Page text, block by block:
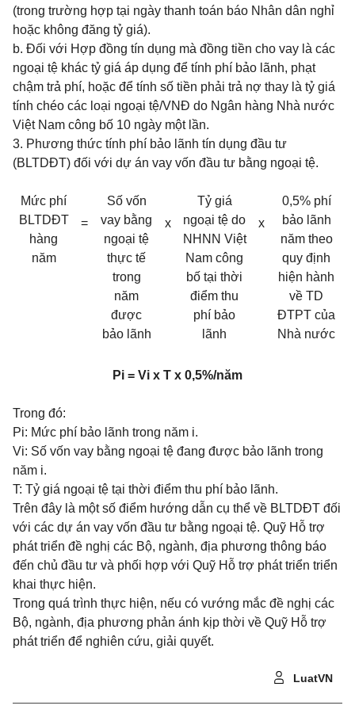
(trong trường hợp tại ngày thanh toán báo Nhân dân nghỉ
hoặc không đăng tỷ giá).
b. Đối với Hợp đồng tín dụng mà đồng tiền cho vay là các
ngoại tệ khác tỷ giá áp dụng để tính phí bảo lãnh, phạt
chậm trả phí, hoặc để tính số tiền phải trả nợ thay là tỷ giá
tính chéo các loại ngoại tệ/VNĐ do Ngân hàng Nhà nước
Việt Nam công bố 10 ngày một lần.
3. Phương thức tính phí bảo lãnh tín dụng đầu tư
(BLTDĐT) đối với dự án vay vốn đầu tư bằng ngoại tệ.
Mức phí
BLTDĐT
hàng
năm
=
Số vốn
vay bằng
ngoại tệ
thực tế
trong
năm
được
bảo lãnh
x
Tỷ giá
ngoại tệ do
NHNN Việt
Nam công
bố tại thời
điểm thu
phí bảo
lãnh
x
0,5% phí
bảo lãnh
năm theo
quy định
hiện hành
về TD
ĐTPT của
Nhà nước
Pi = Vi x T x 0,5%/năm
Trong đó:
Pi: Mức phí bảo lãnh trong năm i.
Vi: Số vốn vay bằng ngoại tệ đang được bảo lãnh trong
năm i.
T: Tỷ giá ngoại tệ tại thời điểm thu phí bảo lãnh.
Trên đây là một số điểm hướng dẫn cụ thể về BLTDĐT đối
với các dự án vay vốn đầu tư bằng ngoại tệ. Quỹ Hỗ trợ
phát triển đề nghị các Bộ, ngành, địa phương thông báo
đến chủ đầu tư và phối hợp với Quỹ Hỗ trợ phát triển triển
khai thực hiện.
Trong quá trình thực hiện, nếu có vướng mắc đề nghị các
Bộ, ngành, địa phương phản ánh kịp thời về Quỹ Hỗ trợ
phát triển để nghiên cứu, giải quyết.
LuatVN